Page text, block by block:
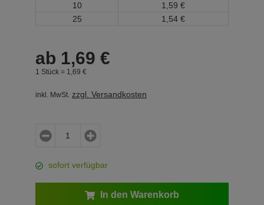
10
1, 59 €
25
1, 54 €
ab 1,69 €
1 Stück = 1, 69 €
inkl. MwSt. zzgl. Versandkosten
sofort verfügbar
In den Warenkorb